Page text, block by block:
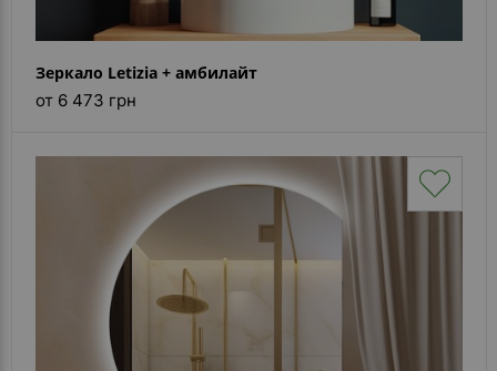
Зеркало Letizia + амбилайт
от 6 473 грн